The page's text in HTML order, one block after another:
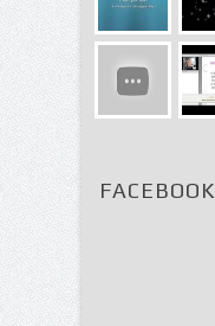
FACEBOOK